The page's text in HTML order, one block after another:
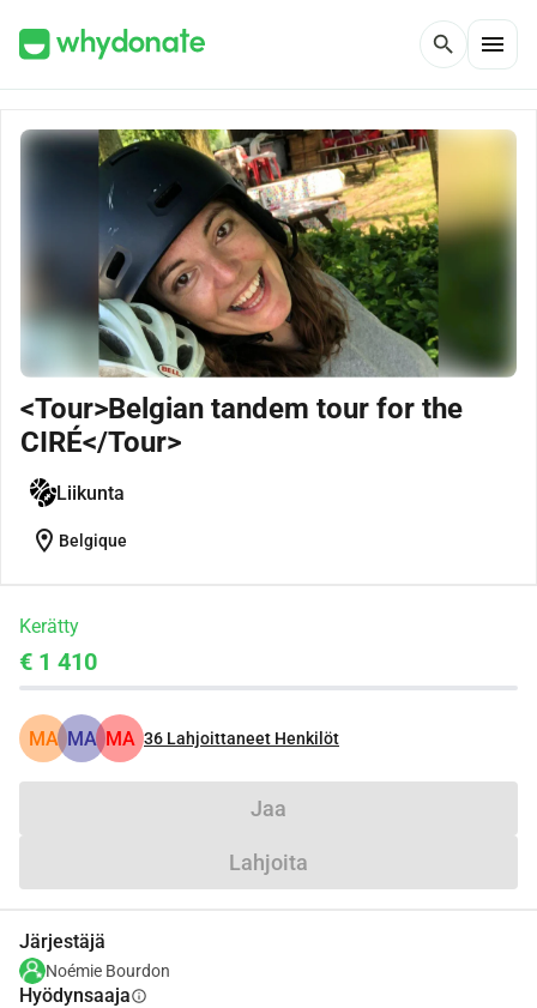
search menu
<Tour>Belgian tandem tour for the
CIRÉ</Tour>
Liikunta
location_on Belgique
Kerätty
€ 1 410
MA MA MA 36 Lahjoittaneet Henkilöt
Jaa
Lahjoita
Järjestäjä
Noémie Bourdon
Hyödynsaajainfo